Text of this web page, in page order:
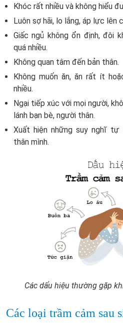
Khóc rất nhiều và không hiểu
Luôn sợ hãi, lo lắng, áp lực lên
Giấc ngủ không ổn định, đôi
quá nhiều.
Không quan tâm đến bản thân.
Không muốn ăn, ăn rất ít
nhiều.
Ngại tiếp xúc với mọi người,
lánh bạn bè, người thân.
Xuất hiện những suy nghĩ
thân mình.
Các dấu hiệu thường gặp
Các loại trầm cảm sau